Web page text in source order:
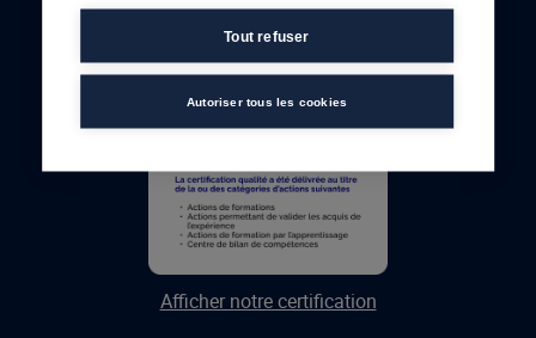
Afficher notre certification
Tout refuser
Autoriser tous les cookies